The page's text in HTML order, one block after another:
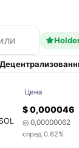
Цена
$ 0,000046
◎ 0,00000062
спред 0.62%